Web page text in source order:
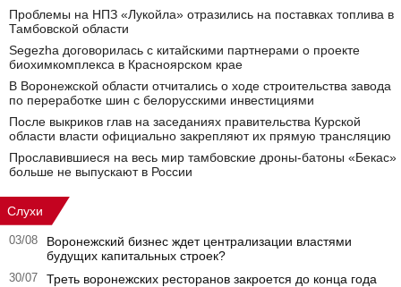
Проблемы на НПЗ «Лукойла» отразились на поставках топлива в
Тамбовской области
Segezha договорилась с китайскими партнерами о проекте
биохимкомплекса в Красноярском крае
В Воронежской области отчитались о ходе строительства завода
по переработке шин с белорусскими инвестициями
После выкриков глав на заседаниях правительства Курской
области власти официально закрепляют их прямую трансляцию
Прославившиеся на весь мир тамбовские дроны-батоны «Бекас»
больше не выпускают в России
Слухи
03/08
Воронежский бизнес ждет централизации властями
будущих капитальных строек?
30/07 Треть воронежских ресторанов закроется до конца года